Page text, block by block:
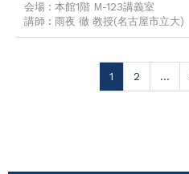
会場 : 本館1階 M-123講義室
講師 : 雨夜 徹 教授(名古屋市立大)
1 2 …